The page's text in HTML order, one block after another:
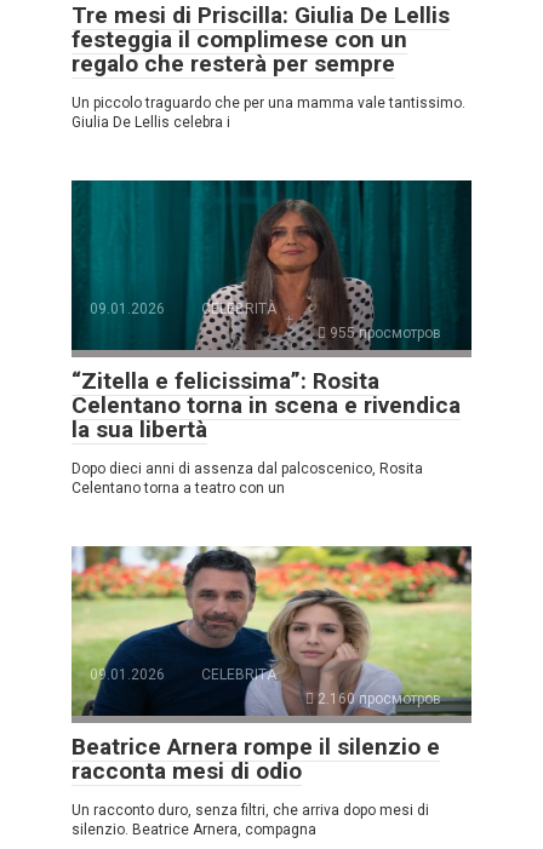
Tre mesi di Priscilla: Giulia De Lellis
festeggia il complimese con un
regalo che resterà per sempre
Un piccolo traguardo che per una mamma vale tantissimo.
Giulia De Lellis celebra i
09.01.2026
CELEBRITÀ
955 просмотров
“Zitella e felicissima”: Rosita
Celentano torna in scena e rivendica
la sua libertà
Dopo dieci anni di assenza dal palcoscenico, Rosita
Celentano torna a teatro con un
09.01.2026
CELEBRITÀ
2.160 просмотров
Beatrice Arnera rompe il silenzio e
racconta mesi di odio
Un racconto duro, senza filtri, che arriva dopo mesi di
silenzio. Beatrice Arnera, compagna